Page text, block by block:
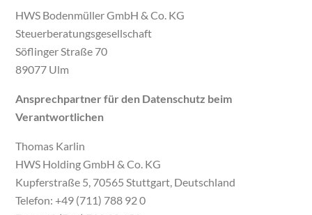
HWS Bodenmüller GmbH & Co. KG
Steuerberatungsgesellschaft
Söflinger Straße 70
89077 Ulm
Ansprechpartner für den Datenschutz beim
Verantwortlichen
Thomas Karlin
HWS Holding GmbH & Co. KG
Kupferstraße 5, 70565 Stuttgart, Deutschland
Telefon: +49 (711) 788 92 0